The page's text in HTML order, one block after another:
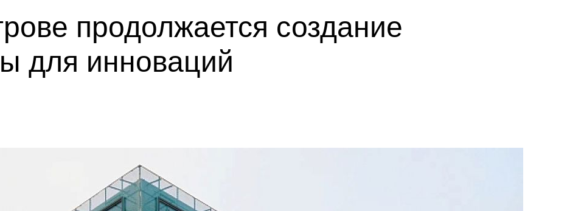
продолжается создание
для инноваций